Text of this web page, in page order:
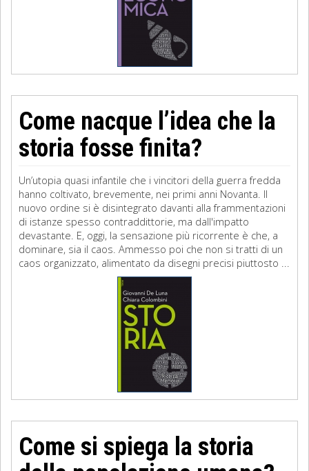
Come nacque l’idea che la
storia fosse finita?
Un’utopia quasi infantile che i vincitori della guerra fredda
hanno coltivato, brevemente, nei primi anni Novanta. Il
nuovo ordine si è disintegrato davanti alla frammentazioni
di istanze spesso contraddittorie, ma dall'impatto
devastante. E, oggi, la sensazione più ricorrente è che, a
dominare, sia il caos. Ammesso poi che non si tratti di un
caos organizzato, alimentato da disegni precisi piuttosto ...
Come si spiega la storia